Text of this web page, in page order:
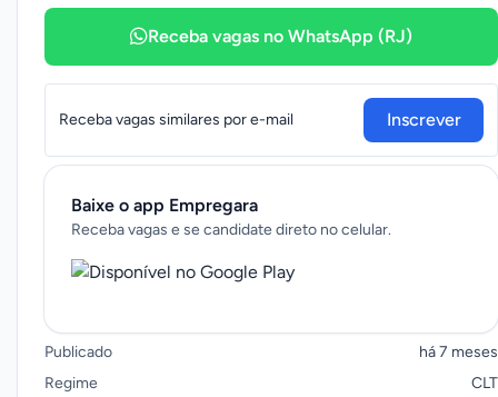
Receba vagas no WhatsApp (RJ)
Receba vagas similares por e-mail Inscrever
Baixe o app Empregara
Receba vagas e se candidate direto no celular.
Publicado
há 7 meses
Regime
CLT